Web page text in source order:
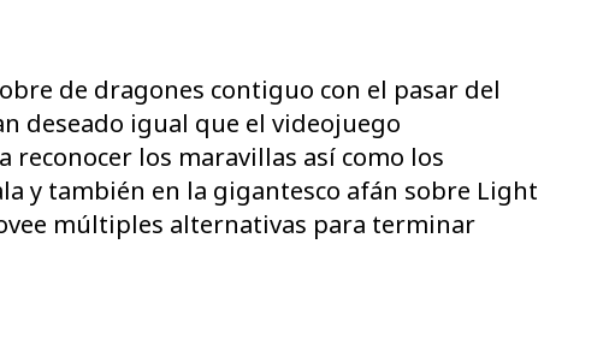
de dragones contiguo con el pasar del
deseado igual que el videojuego
reconocer los maravillas así­ como los
y también en la gigantesco afán sobre Light
múltiples alternativas para terminar